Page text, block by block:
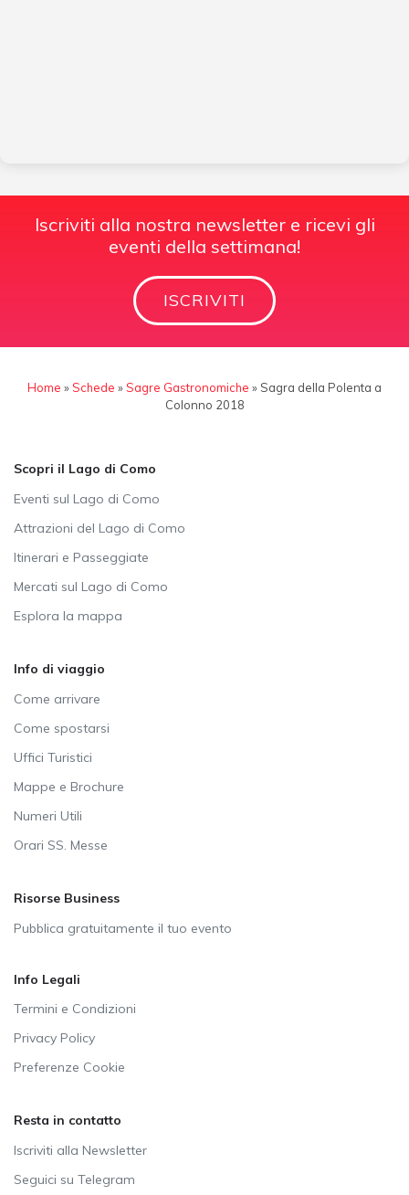
Iscriviti alla nostra newsletter e ricevi gli
eventi della settimana!
ISCRIVITI
Home »Schede »Sagre Gastronomiche » Sagra della Polenta a
Colonno 2018
Scopri il Lago di Como
Eventi sul Lago di Como
Attrazioni del Lago di Como
Itinerari e Passeggiate
Mercati sul Lago di Como
Esplora la mappa
Info di viaggio
Come arrivare
Come spostarsi
Uffici Turistici
Mappe e Brochure
Numeri Utili
Orari SS. Messe
Risorse Business
Pubblica gratuitamente il tuo evento
Info Legali
Termini e Condizioni
Privacy Policy
Preferenze Cookie
Resta in contatto
Iscriviti alla Newsletter
Seguici su Telegram